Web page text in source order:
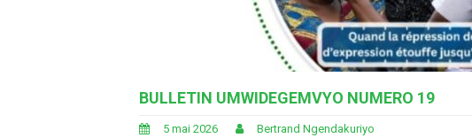
BULLETIN UMWIDEGEMVYO NUMERO 19
5 mai 2026 Bertrand Ngendakuriyo